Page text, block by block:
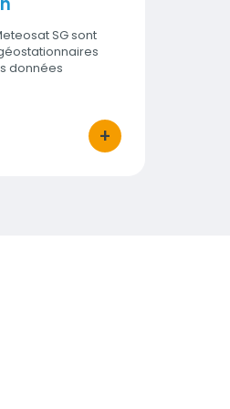
SG sont
données
+
bouton d'actions